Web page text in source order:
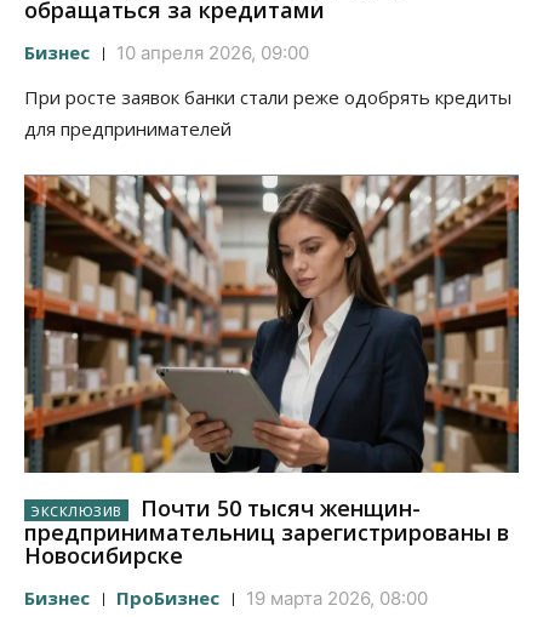
обращаться за кредитами
Бизнес 10 апреля 2026, 09:00
При росте заявок банки стали реже одобрять кредиты
для предпринимателей
Почти 50 тысяч женщин-
предпринимательниц зарегистрированы в
Новосибирске
Бизнес ПроБизнес 19 марта 2026, 08:00